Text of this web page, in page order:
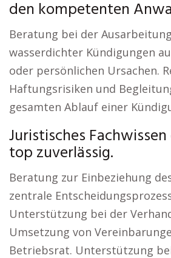
den kompetenten
Beratung bei der
wasserdichter Kündigungen
oder persönlichen Ursachen.
Haftungsrisiken und
gesamten Ablauf einer
Juristisches
top zuverlässig.
Beratung zur Einbeziehung
zentrale
Unterstützung bei der
Umsetzung von
Betriebsrat. Unterstützung